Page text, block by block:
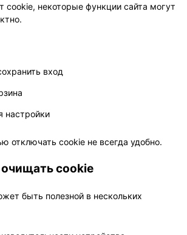
cookie, некоторые функции сайта могут
вход
настройки
отключать cookie не всегда удобно.
cookie
быть полезной в нескольких